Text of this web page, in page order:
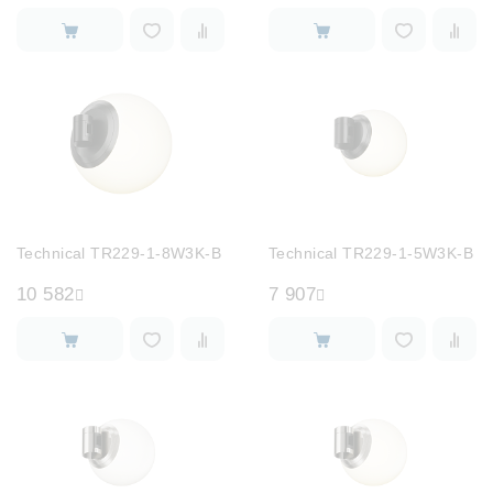
Technical TR229-1-8W3K-B
10 582
Technical TR229-1-5W3K-B
7 907